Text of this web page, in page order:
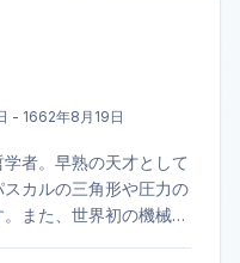
- 1662年8月19日
者。早熟の天才として
カルの三角形や圧力の
また、世界初の機械式